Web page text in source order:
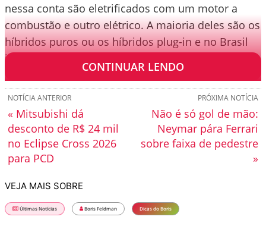
nessa conta são eletrificados com um motor a
combustão e outro elétrico. A maioria deles são os
híbridos puros ou os híbridos plug-in e no Brasil
isso não é diferente.
CONTINUAR LENDO
PRÓXIMA NOTÍCIA
Não é só gol de mão:
Neymar pára Ferrari
sobre faixa de pedestre
»
NOTÍCIA ANTERIOR
« Mitsubishi dá
desconto de R$ 24 mil
no Eclipse Cross 2026
para PCD
VEJA MAIS SOBRE
Últimas Notícias Boris Feldman Dicas do Boris